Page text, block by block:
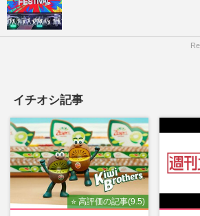
イチオシ記事
⭐ 高評価の記事(9.5)